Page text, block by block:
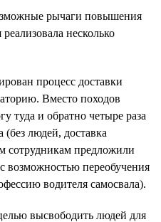
рычаги повышения
несколько
процесс доставки
Вместо походов
туда и обратно четыре раза
(без людей, доставка
сотрудникам предложили
возможностью переобучения
водителя самосвала).
высвободить людей для